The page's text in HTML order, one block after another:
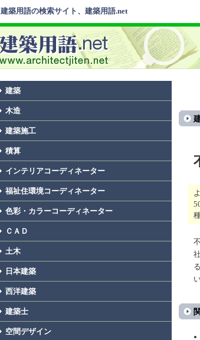
建築用語の検索サイト、建築用語.net
建築
木造
建築施工
積算
インテリアコーディネーター
福祉住環境コーディネーター
色彩・カラーコーディネーター
ＣＡＤ
土木
日本建築
西洋建築
建築士
空間デザイン